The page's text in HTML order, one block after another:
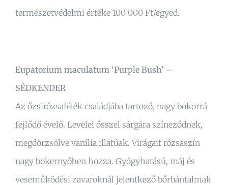
természetvédelmi értéke 100 000 Ft/egyed.
Eupatorium maculatum ‘Purple Bush’ –
SÉDKENDER
Az őzsirózsafélék családjába tartozó, nagy bokorrá
fejlődő évelő. Levelei ősszel sárgára színeződnek,
megdörzsölve vanília illatúak. Virágait rózsaszín
nagy bokernyőben hozza. Gyógyhatású, máj és
veseműködési zavaroknál jelentkező bőrbántalmak